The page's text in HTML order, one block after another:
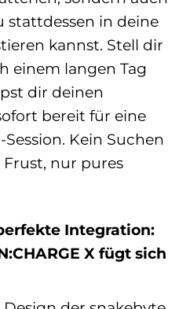
stattdessen in deine
kannst. Stell dir
einem langen Tag
dir deinen
bereit für eine
Kein Suchen
nur pures
Integration:
X fügt sich